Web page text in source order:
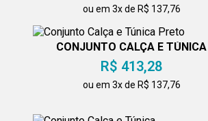
ou em 3x de R$ 137,76
CONJUNTO CALÇA E TÚNICA
PRETO
R$ 413,28
ou em 3x de R$ 137,76